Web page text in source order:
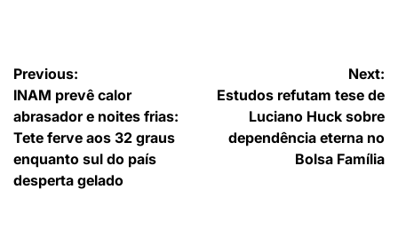
Navegação
de
artigos
Previous:
INAM prevê calor
abrasador e noites frias:
Tete ferve aos 32 graus
enquanto sul do país
desperta gelado
Next:
Estudos refutam tese de
Luciano Huck sobre
dependência eterna no
Bolsa Família